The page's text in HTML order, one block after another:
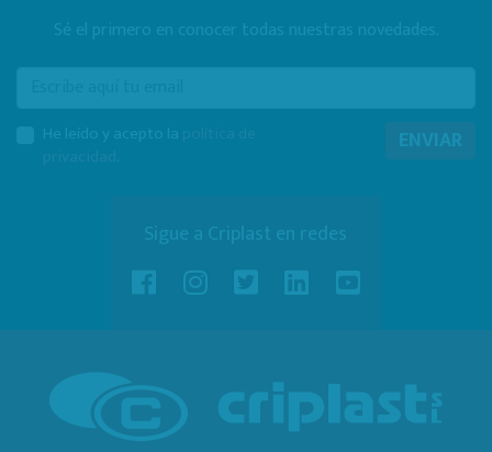
ENVIAR
Sigue a Criplast en redes